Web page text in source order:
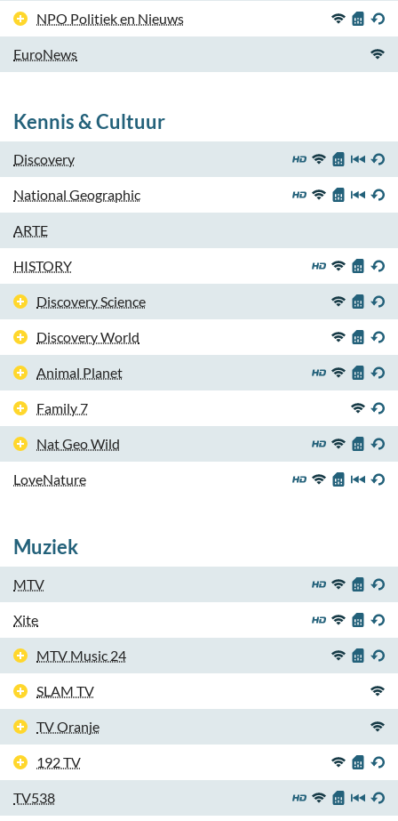
NPO Politiek en Nieuws
EuroNews
Kennis & Cultuur
Discovery
National Geographic
ARTE
HISTORY
Discovery Science
Discovery World
Animal Planet
Family 7
Nat Geo Wild
LoveNature
Muziek
MTV
Xite
MTV Music 24
SLAM TV
TV Oranje
192 TV
TV538